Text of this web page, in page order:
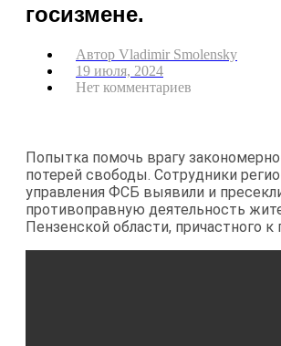
госизмене.
Автор Vladimir Smolensky
19 июля, 2024
Нет комментариев
Попытка помочь врагу закономерно
потерей свободы. Сотрудники
управления ФСБ выявили и
противоправную деятельность
Пензенской области, причастного к